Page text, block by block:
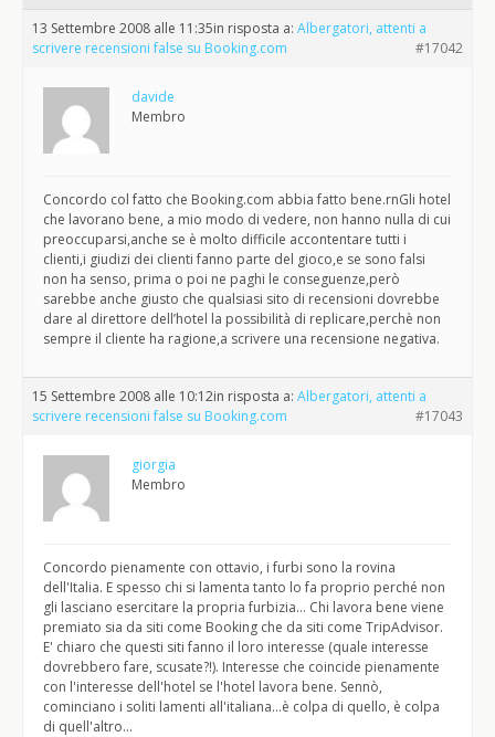
13 Settembre 2008 alle 11:35in risposta a: Albergatori, attenti a
scrivere recensioni false su Booking.com
#17042
davide
Membro
Concordo col fatto che Booking.com abbia fatto bene.rnGli hotel
che lavorano bene, a mio modo di vedere, non hanno nulla di cui
preoccuparsi,anche se è molto difficile accontentare tutti i
clienti,i giudizi dei clienti fanno parte del gioco,e se sono falsi
non ha senso, prima o poi ne paghi le conseguenze,però
sarebbe anche giusto che qualsiasi sito di recensioni dovrebbe
dare al direttore dell’hotel la possibilità di replicare,perchè non
sempre il cliente ha ragione,a scrivere una recensione negativa.
15 Settembre 2008 alle 10:12in risposta a: Albergatori, attenti a
scrivere recensioni false su Booking.com
#17043
giorgia
Membro
Concordo pienamente con ottavio, i furbi sono la rovina
dell'Italia. E spesso chi si lamenta tanto lo fa proprio perché non
gli lasciano esercitare la propria furbizia… Chi lavora bene viene
premiato sia da siti come Booking che da siti come TripAdvisor.
E' chiaro che questi siti fanno il loro interesse (quale interesse
dovrebbero fare, scusate?!). Interesse che coincide pienamente
con l'interesse dell'hotel se l'hotel lavora bene. Sennò,
cominciano i soliti lamenti all'italiana…è colpa di quello, è colpa
di quell'altro…